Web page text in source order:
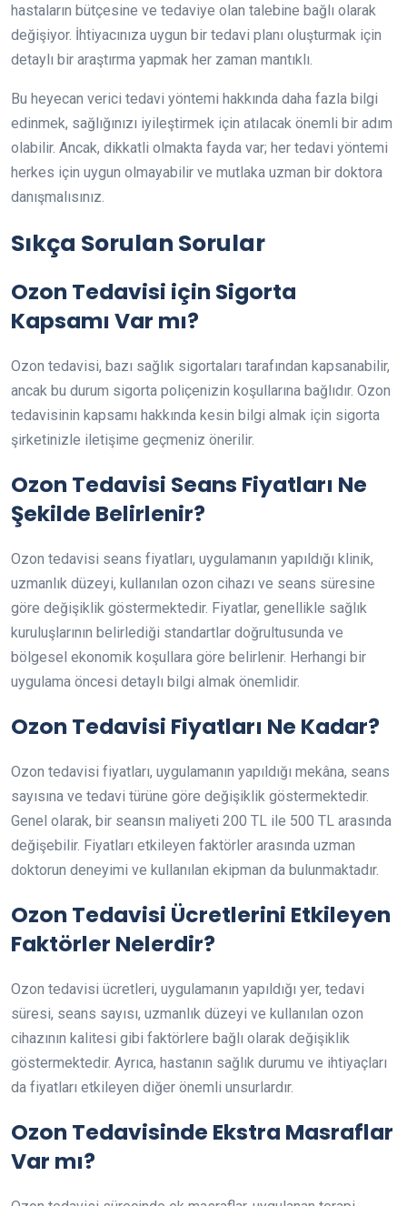
hastaların bütçesine ve tedaviye olan talebine bağlı olarak
değişiyor. İhtiyacınıza uygun bir tedavi planı oluşturmak için
detaylı bir araştırma yapmak her zaman mantıklı.
Bu heyecan verici tedavi yöntemi hakkında daha fazla bilgi
edinmek, sağlığınızı iyileştirmek için atılacak önemli bir adım
olabilir. Ancak, dikkatli olmakta fayda var; her tedavi yöntemi
herkes için uygun olmayabilir ve mutlaka uzman bir doktora
danışmalısınız.
Sıkça Sorulan Sorular
Ozon Tedavisi için Sigorta
Kapsamı Var mı?
Ozon tedavisi, bazı sağlık sigortaları tarafından kapsanabilir,
ancak bu durum sigorta poliçenizin koşullarına bağlıdır. Ozon
tedavisinin kapsamı hakkında kesin bilgi almak için sigorta
şirketinizle iletişime geçmeniz önerilir.
Ozon Tedavisi Seans Fiyatları Ne
Şekilde Belirlenir?
Ozon tedavisi seans fiyatları, uygulamanın yapıldığı klinik,
uzmanlık düzeyi, kullanılan ozon cihazı ve seans süresine
göre değişiklik göstermektedir. Fiyatlar, genellikle sağlık
kuruluşlarının belirlediği standartlar doğrultusunda ve
bölgesel ekonomik koşullara göre belirlenir. Herhangi bir
uygulama öncesi detaylı bilgi almak önemlidir.
Ozon Tedavisi Fiyatları Ne Kadar?
Ozon tedavisi fiyatları, uygulamanın yapıldığı mekâna, seans
sayısına ve tedavi türüne göre değişiklik göstermektedir.
Genel olarak, bir seansın maliyeti 200 TL ile 500 TL arasında
değişebilir. Fiyatları etkileyen faktörler arasında uzman
doktorun deneyimi ve kullanılan ekipman da bulunmaktadır.
Ozon Tedavisi Ücretlerini Etkileyen
Faktörler Nelerdir?
Ozon tedavisi ücretleri, uygulamanın yapıldığı yer, tedavi
süresi, seans sayısı, uzmanlık düzeyi ve kullanılan ozon
cihazının kalitesi gibi faktörlere bağlı olarak değişiklik
göstermektedir. Ayrıca, hastanın sağlık durumu ve ihtiyaçları
da fiyatları etkileyen diğer önemli unsurlardır.
Ozon Tedavisinde Ekstra Masraflar
Var mı?